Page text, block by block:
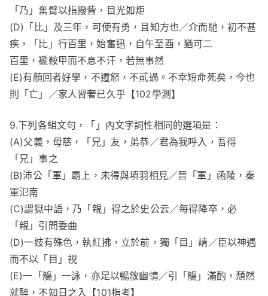
「乃」奮臂以指撥眥，目光如炬
(D)「比」及三年，可使有勇，且知方也／介而馳，初不甚
疾，「比」行百里，始奮迅，自午至酉，猶可二
百里，褫鞍甲而不息不汗，若無事然
(E)有顏回者好學，不遷怒，不貳過。不幸短命死矣，今也
則「亡」／家人習奢已久乎【102學測】
9.下列各組文句，「」內文字詞性相同的選項是：
(A)父義，母慈，「兄」友，弟恭／君為我呼入，吾得
「兄」事之
(B)沛公「軍」霸上，未得與項羽相見／晉「軍」函陵，秦
軍氾南
(C)謂獄中語，乃「親」得之於史公云／每得降卒，必
「親」引問委曲
(D)一妓有殊色，執紅拂，立於前，獨「目」靖／臣以神遇
而不以「目」視
(E)一「觴」一詠，亦足以暢敘幽情／引「觴」滿酌，頹然
就醉，不知日之入【101指考】